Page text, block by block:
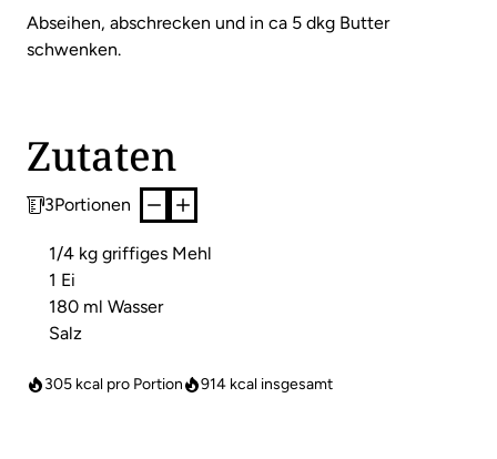
Abseihen, abschrecken und in ca 5 dkg Butter
schwenken.
Zutaten
3Portionen
1/4 kg griffiges Mehl
1 Ei
180 ml Wasser
Salz
305 kcal pro Portion 914 kcal insgesamt